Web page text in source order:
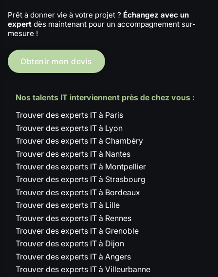
Prêt à donner vie à votre projet ? Échangez avec un
expert dès maintenant pour un accompagnement sur-
mesure !
Obtenir mon devis
Nos talents IT interviennent près de chez vous :
Trouver des experts IT à Paris
Trouver des experts IT à Lyon
Trouver des experts IT à Chambéry
Trouver des experts IT à Nantes
Trouver des experts IT à Montpellier
Trouver des experts IT à Strasbourg
Trouver des experts IT à Bordeaux
Trouver des experts IT à Lille
Trouver des experts IT à Rennes
Trouver des experts IT à Grenoble
Trouver des experts IT à Dijon
Trouver des experts IT à Angers
Trouver des experts IT à Villeurbanne